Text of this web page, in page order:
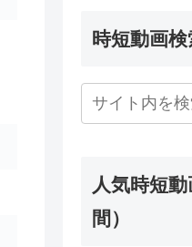
時短動画検
人気時短
間）